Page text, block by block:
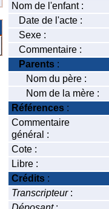
Nom de l'enfant :
Date de l'acte :
Sexe :
Commentaire :
Parents :
Nom du père :
Nom de la mère :
Références :
Commentaire
général :
Cote :
Libre :
Crédits :
Transcripteur: